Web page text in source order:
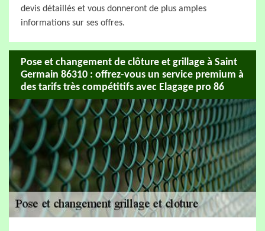
devis détaillés et vous donneront de plus amples
informations sur ses offres.
Pose et changement de clôture et grillage à Saint
Germain 86310 : offrez-vous un service premium à
des tarifs très compétitifs avec Elagage pro 86